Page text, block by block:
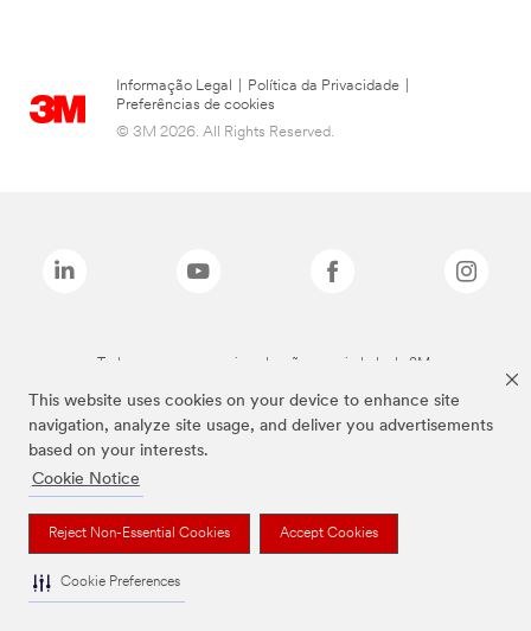
This website uses cookies on your device to enhance site
navigation, analyze site usage, and deliver you advertisements
based on your interests.
Cookie Notice
Reject Non-Essential Cookies Accept Cookies
Cookie Preferences
Informação Legal Política da Privacidade
Preferências de cookies
© 3M 2026. All Rights Reserved.
Todas as marcas mencionadas são propriedade da 3M.